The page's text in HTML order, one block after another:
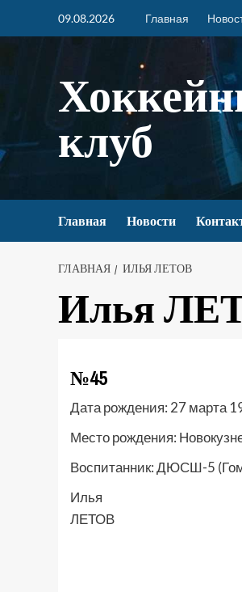
09.08.2026 Главная
клуб
Главная Новости
ГЛАВНАЯ ИЛЬЯ ЛЕТОВ
Илья
№45
Дата рождения: 27 марта
Место рождения:
Воспитанник:ДЮСШ-5
Илья
ЛЕТОВ